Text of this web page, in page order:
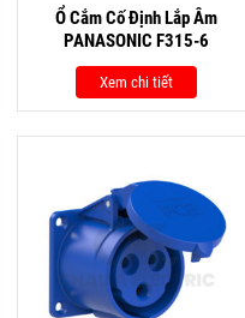
Ổ Cắm Cố Định Lắp Âm
PANASONIC F315-6
Xem chi tiết